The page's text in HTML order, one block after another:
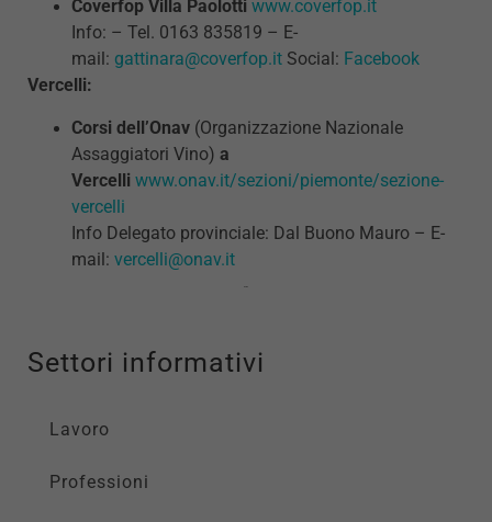
Coverfop Villa Paolotti www.coverfop.it
Info: – Tel. 0163 835819 – E-
mail: gattinara@coverfop.it Social: Facebook
Vercelli:
Corsi dell’Onav (Organizzazione Nazionale
Assaggiatori Vino) a
Vercelli www.onav.it/sezioni/piemonte/sezione-
vercelli
Info Delegato provinciale: Dal Buono Mauro – E-
mail: vercelli@onav.it
Settori informativi
Lavoro
Professioni